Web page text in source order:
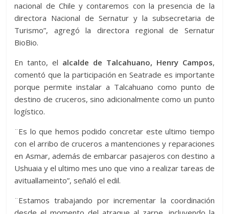
nacional de Chile y contaremos con la presencia de la
directora Nacional de Sernatur y la subsecretaria de
Turismo”, agregó la directora regional de Sernatur
BioBio.
En tanto, el alcalde de Talcahuano, Henry Campos,
comentó que la participación en Seatrade es importante
porque permite instalar a Talcahuano como punto de
destino de cruceros, sino adicionalmente como un punto
logístico.
¨Es lo que hemos podido concretar este ultimo tiempo
con el arribo de cruceros a mantenciones y reparaciones
en Asmar, además de embarcar pasajeros con destino a
Ushuaia y el ultimo mes uno que vino a realizar tareas de
avituallameinto”, señaló el edil.
¨Estamos trabajando por incrementar la coordinación